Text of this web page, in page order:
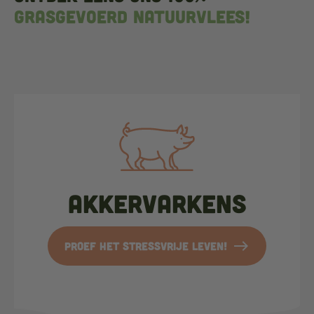
grasgevoerd natuurvlees!
Akkervarkens
Proef het stressvrije leven! east